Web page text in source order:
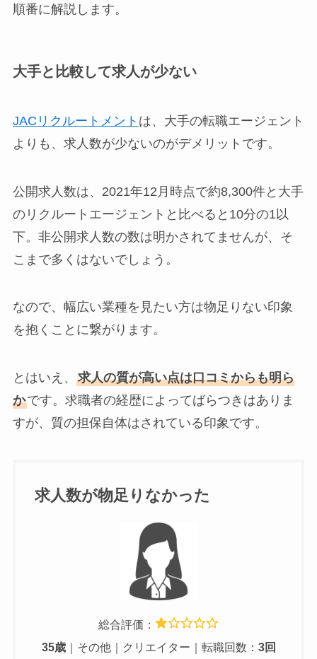
順番に解説します。
大手と比較して求人が少ない
JACリクルートメント は、大手の転職エージェント
よりも、求人数が少ないのがデメリットです。
公開求人数は、2021年12月時点で約8,300件と大手
のリクルートエージェントと比べると10分の1以
下。非公開求人数の数は明かされてませんが、そ
こまで多くはないでしょう。
なので、幅広い業種を見たい方は物足りない印象
を抱くことに繋がります。
とはいえ、 求人の質が高い点は口コミからも明ら
かです。求職者の経歴によってばらつきはありま
すが、質の担保自体はされている印象です。
求人数が物足りなかった
総合評価：
35歳｜その他｜クリエイター｜転職回数： 3回